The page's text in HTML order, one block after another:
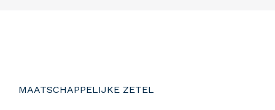
MAATSCHAPPELIJKE ZETEL